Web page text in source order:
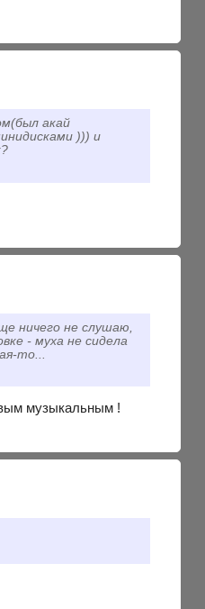
акай
))) и
ничего не слушаю,
- муха не сидела
то...
музыкальным !